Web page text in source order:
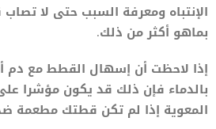
الإنتباه ومعرفة السبب حتى لا
بماهو أكثر من ذلك.
إذا لاحظت أن إسهال القطط مع دم
بالدماء فإن ذلك قد يكون مؤشرا على
المعوية إذا لم تكن قطتك مطعمة